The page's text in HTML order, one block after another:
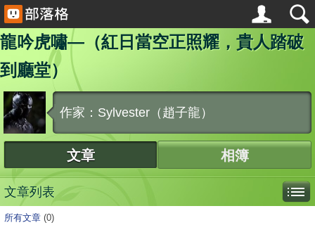
龍吟虎嘯—（紅日當空正照耀，貴人踏破
到廳堂）
作家：Sylvester（趙子龍）
文章 相簿
文章列表
所有文章 (0)